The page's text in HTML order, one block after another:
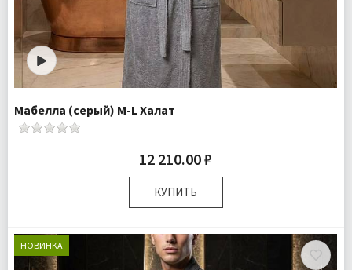
Мабелла (серый) M-L Халат
12 210.00 ₽
КУПИТЬ
Комплектация:
Халат 1 шт
Ткань:
Махра
НОВИНКА